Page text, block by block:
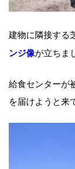
建物に隣接する
ンジ像が立ちま
給食センターが
を届けようと来